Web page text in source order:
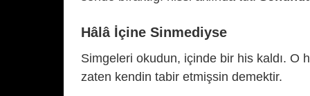
Hâlâ İçine Sinmediyse
Simgeleri okudun, içinde bir his kaldı. O
zaten kendin tabir etmişsin demektir.